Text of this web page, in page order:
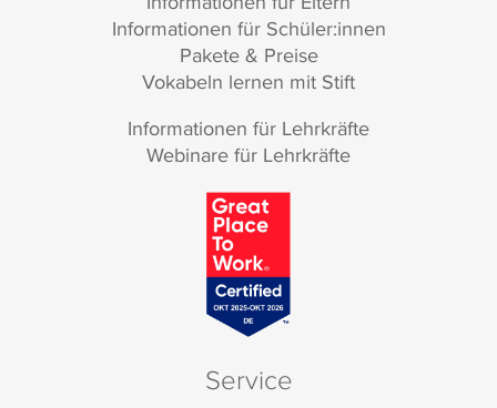
Informationen für Schüler:innen
Pakete & Preise
Vokabeln lernen mit Stift
Informationen für Lehrkräfte
Webinare für Lehrkräfte
Service